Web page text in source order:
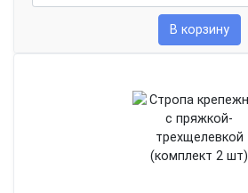
В корзину